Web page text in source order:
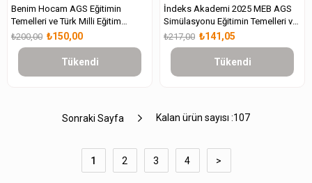
Benim Hocam AGS Eğitimin
Temelleri ve Türk Milli Eğitim
Sistemi Tamamı Çözümlü 10
Branş Deneme
₺150,00
₺200,00
Tükendi
İndeks Akademi 2025 MEB AGS
Simülasyonu Eğitimin Temelleri ve
Türk Milli Eğitim Sistemi 15
Deneme
₺141,05
₺217,00
Tükendi
Sonraki Sayfa Kalan ürün sayısı :107
1 2 3 4 >